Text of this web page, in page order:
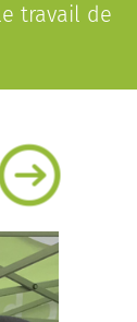
travail de